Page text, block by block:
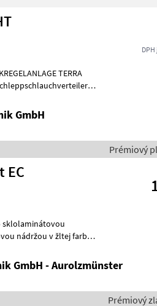
TERRA
GmbH
Prémiový
EC
nádržou v žltej farbe -
GmbH - Aurolzmünster
Prémiový